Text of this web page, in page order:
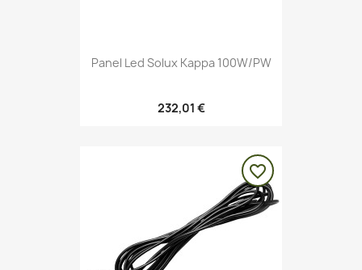
Panel Led Solux Kappa 100W/PW
232,01 €
favorite_border